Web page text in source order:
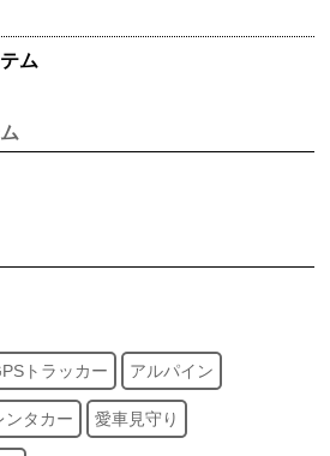
ム
トラッカー アルパイン
ンタカー 愛車見守り